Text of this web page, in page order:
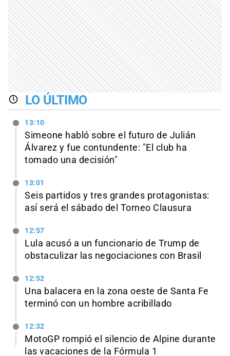
LO ÚLTIMO
13:10
Simeone habló sobre el futuro de Julián
Álvarez y fue contundente: "El club ha
tomado una decisión"
13:01
Seis partidos y tres grandes protagonistas:
así será el sábado del Torneo Clausura
12:57
Lula acusó a un funcionario de Trump de
obstaculizar las negociaciones con Brasil
12:52
Una balacera en la zona oeste de Santa Fe
terminó con un hombre acribillado
12:32
MotoGP rompió el silencio de Alpine durante
las vacaciones de la Fórmula 1